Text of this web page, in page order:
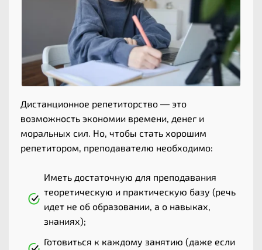
Дистанционное репетиторство — это
возможность экономии времени, денег и
моральных сил. Но, чтобы стать хорошим
репетитором, преподавателю необходимо:
Иметь достаточную для преподавания
теоретическую и практическую базу (речь
идет не об образовании, а о навыках,
знаниях);
Готовиться к каждому занятию (даже если